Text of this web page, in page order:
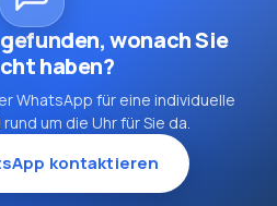
wonach Sie
haben?
WhatsApp für eine individuelle
um die Uhr für Sie da.
kontaktieren